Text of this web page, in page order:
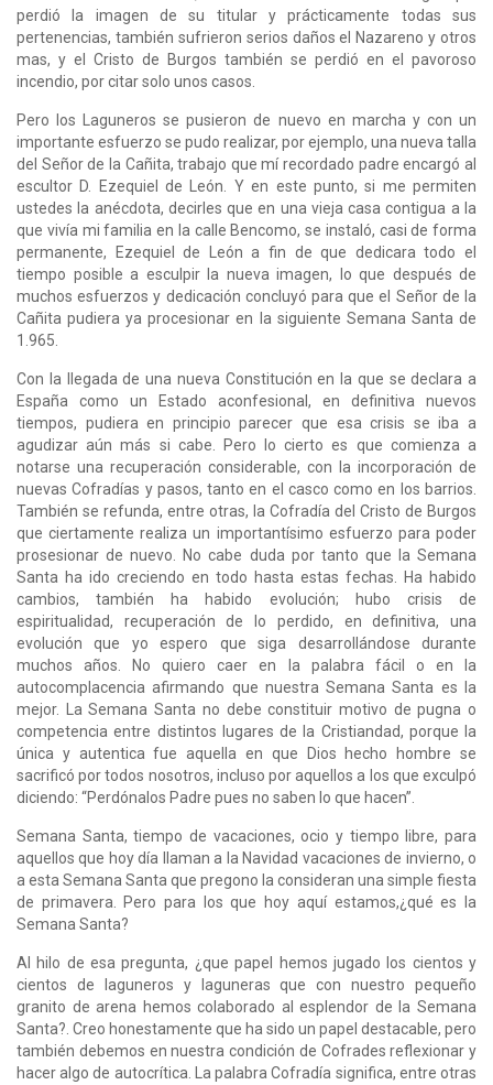
perdió la imagen de su titular y prácticamente todas sus
pertenencias, también sufrieron serios daños el Nazareno y otros
mas, y el Cristo de Burgos también se perdió en el pavoroso
incendio, por citar solo unos casos.
Pero los Laguneros se pusieron de nuevo en marcha y con un
importante esfuerzo se pudo realizar, por ejemplo, una nueva talla
del Señor de la Cañita, trabajo que mí recordado padre encargó al
escultor D. Ezequiel de León. Y en este punto, si me permiten
ustedes la anécdota, decirles que en una vieja casa contigua a la
que vivía mi familia en la calle Bencomo, se instaló, casi de forma
permanente, Ezequiel de León a fin de que dedicara todo el
tiempo posible a esculpir la nueva imagen, lo que después de
muchos esfuerzos y dedicación concluyó para que el Señor de la
Cañita pudiera ya procesionar en la siguiente Semana Santa de
1.965.
Con la llegada de una nueva Constitución en la que se declara a
España como un Estado aconfesional, en definitiva nuevos
tiempos, pudiera en principio parecer que esa crisis se iba a
agudizar aún más si cabe. Pero lo cierto es que comienza a
notarse una recuperación considerable, con la incorporación de
nuevas Cofradías y pasos, tanto en el casco como en los barrios.
También se refunda, entre otras, la Cofradía del Cristo de Burgos
que ciertamente realiza un importantísimo esfuerzo para poder
prosesionar de nuevo. No cabe duda por tanto que la Semana
Santa ha ido creciendo en todo hasta estas fechas. Ha habido
cambios, también ha habido evolución; hubo crisis de
espiritualidad, recuperación de lo perdido, en definitiva, una
evolución que yo espero que siga desarrollándose durante
muchos años. No quiero caer en la palabra fácil o en la
autocomplacencia afirmando que nuestra Semana Santa es la
mejor. La Semana Santa no debe constituir motivo de pugna o
competencia entre distintos lugares de la Cristiandad, porque la
única y autentica fue aquella en que Dios hecho hombre se
sacrificó por todos nosotros, incluso por aquellos a los que exculpó
diciendo: “Perdónalos Padre pues no saben lo que hacen”.
Semana Santa, tiempo de vacaciones, ocio y tiempo libre, para
aquellos que hoy día llaman a la Navidad vacaciones de invierno, o
a esta Semana Santa que pregono la consideran una simple fiesta
de primavera. Pero para los que hoy aquí estamos,¿qué es la
Semana Santa?
Al hilo de esa pregunta, ¿que papel hemos jugado los cientos y
cientos de laguneros y laguneras que con nuestro pequeño
granito de arena hemos colaborado al esplendor de la Semana
Santa?. Creo honestamente que ha sido un papel destacable, pero
también debemos en nuestra condición de Cofrades reflexionar y
hacer algo de autocrítica. La palabra Cofradía significa, entre otras